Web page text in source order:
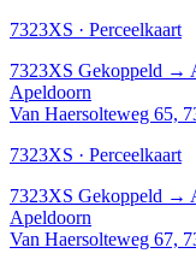
7323XS · Perceelkaart
7323XS Gekoppeld →
Apeldoorn
Van Haersolteweg 65,
7323XS · Perceelkaart
7323XS Gekoppeld →
Apeldoorn
Van Haersolteweg 67,